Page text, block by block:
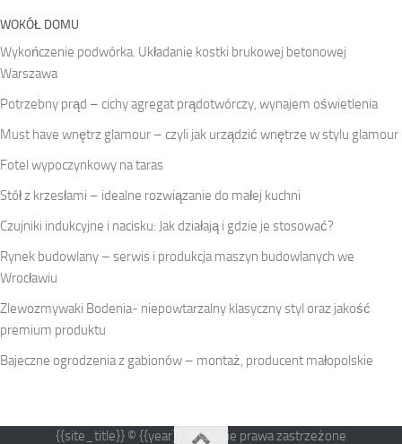
WOKÓŁ DOMU
Wykończenie podwórka. Układanie kostki brukowej betonowej
Warszawa
Potrzebny prąd – cichy agregat prądotwórczy, wynajem oświetlenia
Must have wnętrz glamour – czyli jak urządzić wnętrze w stylu glamour
Fotel wypoczynkowy na taras
Stół z krzesłami – idealne rozwiązanie do małej kuchni
Czujniki indukcyjne i nacisku: Jak działają i gdzie je stosować?
Rynek budowlany – serwis i produkcja maszyn budowlanych we
Wrocławiu
Zlewozmywaki Bodenia- niepowtarzalny klasyczny styl oraz jakość
premium produktu
Bajeczne ogrodzenia z gabionów – montaż, producent małopolskie
{{site_title}} © {{year}}. Wszelkie prawa zastrzeżone